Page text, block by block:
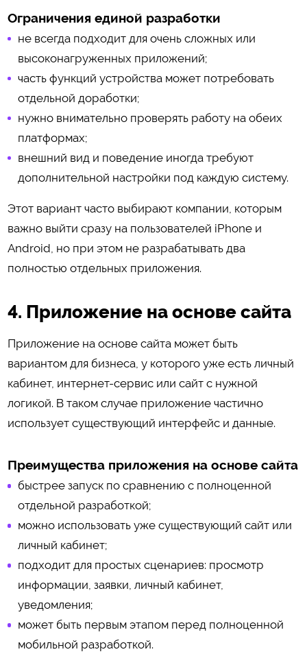
Ограничения единой разработки
не всегда подходит для очень сложных или
высоконагруженных приложений;
часть функций устройства может потребовать
отдельной доработки;
нужно внимательно проверять работу на обеих
платформах;
внешний вид и поведение иногда требуют
дополнительной настройки под каждую систему.
Этот вариант часто выбирают компании, которым
важно выйти сразу на пользователей iPhone и
Android, но при этом не разрабатывать два
полностью отдельных приложения.
4. Приложение на основе сайта
Приложение на основе сайта может быть
вариантом для бизнеса, у которого уже есть личный
кабинет, интернет-сервис или сайт с нужной
логикой. В таком случае приложение частично
использует существующий интерфейс и данные.
Преимущества приложения на основе сайта
быстрее запуск по сравнению с полноценной
отдельной разработкой;
можно использовать уже существующий сайт или
личный кабинет;
подходит для простых сценариев: просмотр
информации, заявки, личный кабинет,
уведомления;
может быть первым этапом перед полноценной
мобильной разработкой.